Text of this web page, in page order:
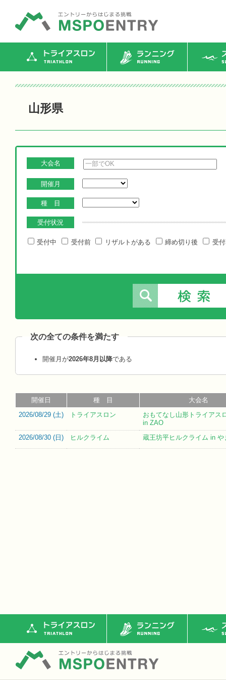
トライアスロン ランニング ス
山形県
大会名
開催月
種 目
受付状況
受付中 受付前 リザルトがある 締め切り後 受
次の全ての条件を満たす
開催月が2026年8月以降である
開催日 種 目
大会名
2026/08/29 (土) トライアスロン
おもてなし⼭形トライアス
in ZAO
2026/08/30 (日 ) ヒルクライム 蔵王坊平ヒルクライム in や
トライアスロン ランニング ス